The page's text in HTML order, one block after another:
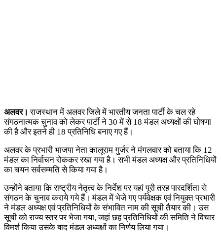
अलवर। राजस्थान में अलवर जिले में भारतीय जनता पार्टी के चल रहे
संगठनात्मक चुनाव को लेकर पार्टी ने 30 में से 18 मंडल अध्यक्षों की घोषणा
की है और इतने ही 18 प्रतिनिधि बनाए गए हैं।
अलवर के प्रभारी भाजपा नेता कालूराम गुर्जर ने मंगलवार को बताया कि 12
मंडल का निर्वाचन रोककर रखा गया है। सभी मंडल अध्यक्ष और प्रतिनिधियों
का चयन सर्वसम्मति से किया गया है।
उन्होंने बताया कि राष्ट्रीय नेतृत्व के निर्देश पर यहां पूरी तरह पारदर्शिता से
संगठन के चुनाव कराये गये हैं। मंडल में भेजे गए पर्यवेक्षक एवं नियुक्त प्रभारी
ने मंडल अध्यक्ष एवं प्रतिनिधियों के संभावित नाम की सूची तैयार की। उस
सूची को राज्य स्तर पर भेजा गया, जहां छह प्रतिनिधियों की समिति ने विचार
विमर्श किया उसके बाद मंडल अध्यक्षों का निर्णय लिया गया।